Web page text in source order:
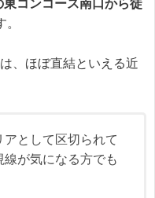
コンコース南口から徒
、ほぼ直結といえる近
として区切られて
が気になる方でも